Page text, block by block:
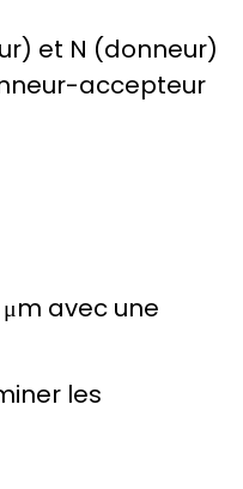
et N (donneur)
accepteur
avec une
les